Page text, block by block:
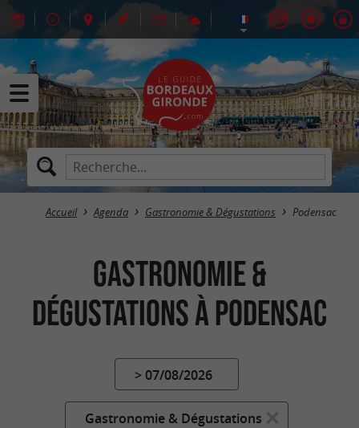
Accueil Agenda Gastronomie & Dégustations Podensac
Gastronomie &
Dégustations à Podensac
> 07/08/2026
Gastronomie & Dégustations